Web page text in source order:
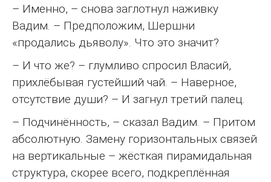
– Именно, – снова заглотнул наживку
Вадим. – Предположим, Шершни
«продались дьяволу». Что это значит?
– И что же? – глумливо спросил Власий,
прихлёбывая густейший чай. – Наверное,
отсутствие души? – И загнул третий палец.
– Подчинённость, – сказал Вадим. – Притом
абсолютную. Замену горизонтальных связей
на вертикальные – жёсткая пирамидальная
структура, скорее всего, подкреплённая